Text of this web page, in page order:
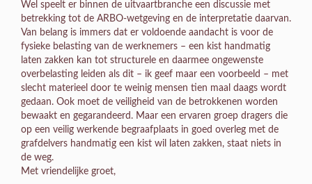
Wel speelt er binnen de uitvaartbranche een discussie met
betrekking tot de ARBO-wetgeving en de interpretatie daarvan.
Van belang is immers dat er voldoende aandacht is voor de
fysieke belasting van de werknemers – een kist handmatig
laten zakken kan tot structurele en daarmee ongewenste
overbelasting leiden als dit – ik geef maar een voorbeeld – met
slecht materieel door te weinig mensen tien maal daags wordt
gedaan. Ook moet de veiligheid van de betrokkenen worden
bewaakt en gegarandeerd. Maar een ervaren groep dragers die
op een veilig werkende begraafplaats in goed overleg met de
grafdelvers handmatig een kist wil laten zakken, staat niets in
de weg.
Met vriendelijke groet,